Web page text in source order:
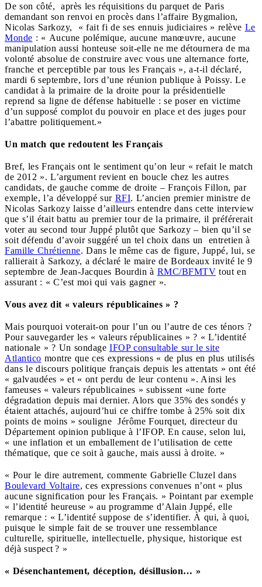
De son côté, après les réquisitions du parquet de Paris
demandant son renvoi en procès dans l’affaire Bygmalion,
Nicolas Sarkozy, « fait fi de ses ennuis judiciaires » relève Le
Monde : « Aucune polémique, aucune manœuvre, aucune
manipulation aussi honteuse soit-elle ne me détournera de ma
volonté absolue de construire avec vous une alternance forte,
franche et perceptible par tous les Français », a-t-il déclaré,
mardi 6 septembre, lors d’une réunion publique à Poissy. Le
candidat à la primaire de la droite pour la présidentielle
reprend sa ligne de défense habituelle : se poser en victime
d’un supposé complot du pouvoir en place et des juges pour
l’abattre politiquement.»
Un match que redoutent les Français
Bref, les Français ont le sentiment qu’on leur « refait le match
de 2012 ». L’argument revient en boucle chez les autres
candidats, de gauche comme de droite – François Fillon, par
exemple, l’a développé sur RFI. L’ancien premier ministre de
Nicolas Sarkozy laisse d’ailleurs entendre dans cette interview
que s’il était battu au premier tour de la primaire, il préférerait
voter au second tour Juppé plutôt que Sarkozy – bien qu’il se
soit défendu d’avoir suggéré un tel choix dans un entretien à
Famille Chrétienne. Dans le même cas de figure, Juppé, lui, se
rallierait à Sarkozy, a déclaré le maire de Bordeaux invité le 9
septembre de Jean-Jacques Bourdin à RMC/BFMTV tout en
assurant : « C’est moi qui vais gagner ».
Vous avez dit « valeurs républicaines » ?
Mais pourquoi voterait-on pour l’un ou l’autre de ces ténors ?
Pour sauvegarder les « valeurs républicaines » ? « L’identité
nationale » ? Un sondage IFOP consultable sur le site
Atlantico montre que ces expressions « de plus en plus utilisés
dans le discours politique français depuis les attentats » ont été
« galvaudées » et « ont perdu de leur contenu ». Ainsi les
fameuses « valeurs républicaines » subissent «une forte
dégradation depuis mai dernier. Alors que 35% des sondés y
étaient attachés, aujourd’hui ce chiffre tombe à 25% soit dix
points de moins » souligne Jérôme Fourquet, directeur du
Département opinion publique à l’IFOP. En cause, selon lui,
« une inflation et un emballement de l’utilisation de cette
thématique, que ce soit à gauche, mais aussi à droite. »
« Pour le dire autrement, commente Gabrielle Cluzel dans
Boulevard Voltaire, ces expressions convenues n’ont « plus
aucune signification pour les Français. » Pointant par exemple
« l’identité heureuse » au programme d’Alain Juppé, elle
remarque : « L’identité suppose de s’identifier. À qui, à quoi,
puisque le simple fait de se trouver une ressemblance
culturelle, spirituelle, intellectuelle, physique, historique est
déjà suspect ? »
« Désenchantement, déception, désillusion… »